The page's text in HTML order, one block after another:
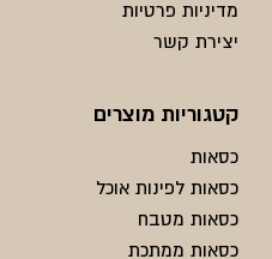
מדיניות פרטיות
יצירת קשר
קטגוריות מוצרים
כסאות
כסאות לפינות אוכל
כסאות מטבח
כסאות ממתכת